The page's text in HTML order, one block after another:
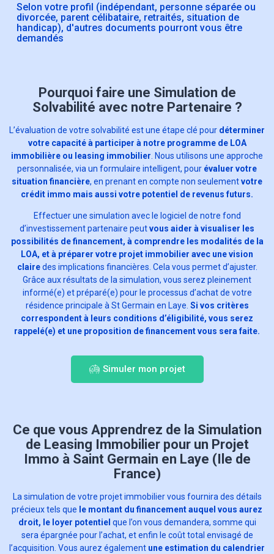
Selon votre profil (indépendant, personne séparée ou
divorcée, parent célibataire, retraités, situation de
handicap), d'autres documents pourront vous être
demandés
Pourquoi faire une Simulation de
Solvabilité avec notre Partenaire ?
L’évaluation de votre solvabilité est une étape clé pour déterminer
votre capacité à participer à notre programme de LOA
immobilière ou leasing immobilier . Nous utilisons une approche
personnalisée, via un formulaire intelligent, pour évaluer votre
situation financière, en prenant en compte non seulementvotre
crédit immo mais aussi votre potentiel de revenus futurs.
Effectuer une simulation avec le logiciel de notre fond
d’investissement partenaire peutvous aider à visualiser les
possibilités de financement, à comprendre les modalités de la
LOA, et à préparer votre projet immobilier avec une vision
clairedes implications financières. Cela vous permet d’ajuster.
Grâce aux résultats de la simulation, vous serez pleinement
informé(e) et préparé(e) pour le processus d’achat de votre
résidence principale à St Germain en Laye. Si vos critères
correspondent à leurs conditions d’éligibilité, vous serez
rappelé(e) et une proposition de financement vous sera faite.
Simuler mon projet
Ce que vous Apprendrez de la Simulation
de Leasing Immobilier pour un Projet
Immo à Saint Germain en Laye (Ile de
France)
La simulation de votre projet immobilier vous fournira des détails
précieux tels que le montant du financement auquel vous aurez
droit, le loyer potentiel que l’on vous demandera, somme qui
sera épargnée pour l’achat, et enfin le coût total envisagé de
l’acquisition. Vous aurez également une estimation du calendrier